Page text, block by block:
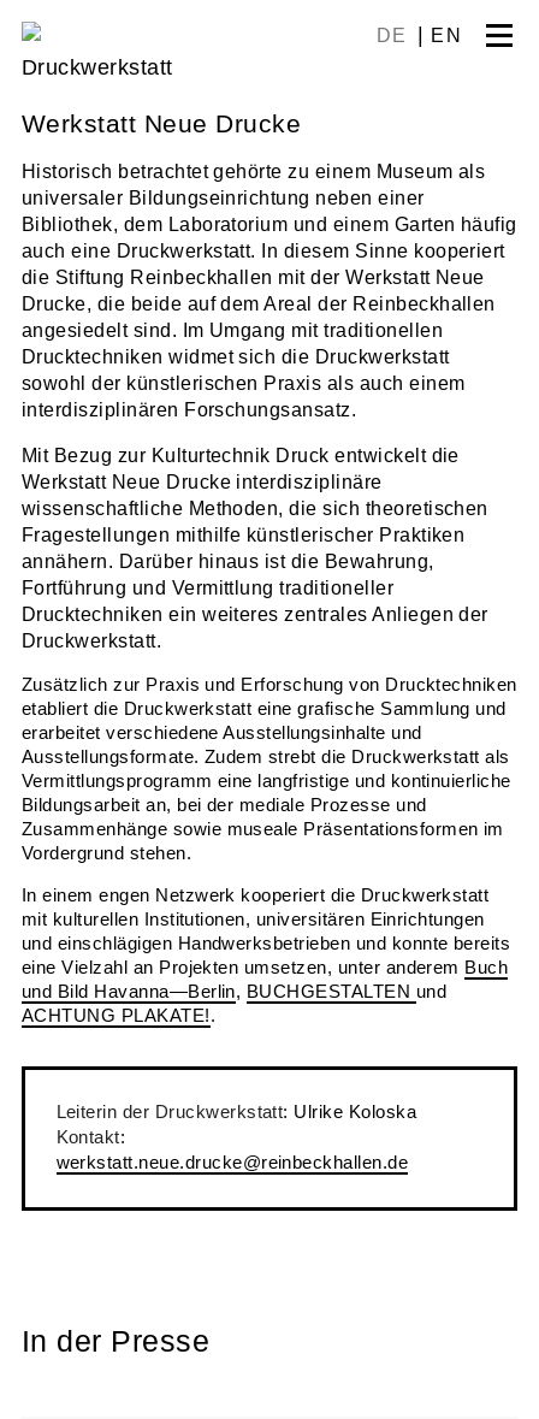
content
DE EN
Druckwerkstatt
Werkstatt Neue Drucke
Historisch betrachtet gehörte zu einem Museum als
universaler Bildungseinrichtung neben einer
Bibliothek, dem Laboratorium und einem Garten häufig
auch eine Druckwerkstatt. In diesem Sinne kooperiert
die Stiftung Reinbeckhallen mit der Werkstatt Neue
Drucke, die beide auf dem Areal der Reinbeckhallen
angesiedelt sind. Im Umgang mit traditionellen
Drucktechniken widmet sich die Druckwerkstatt
sowohl der künstlerischen Praxis als auch einem
interdisziplinären Forschungsansatz.
Mit Bezug zur Kulturtechnik Druck entwickelt die
Werkstatt Neue Drucke interdisziplinäre
wissenschaftliche Methoden, die sich theoretischen
Fragestellungen mithilfe künstlerischer Praktiken
annähern. Darüber hinaus ist die Bewahrung,
Fortführung und Vermittlung traditioneller
Drucktechniken ein weiteres zentrales Anliegen der
Druckwerkstatt.
Zusätzlich zur Praxis und Erforschung von Drucktechniken
etabliert die Druckwerkstatt eine grafische Sammlung und
erarbeitet verschiedene Ausstellungsinhalte und
Ausstellungsformate. Zudem strebt die Druckwerkstatt als
Vermittlungsprogramm eine langfristige und kontinuierliche
Bildungsarbeit an, bei der mediale Prozesse und
Zusammenhänge sowie museale Präsentationsformen im
Vordergrund stehen.
In einem engen Netzwerk kooperiert die Druckwerkstatt
mit kulturellen Institutionen, universitären Einrichtungen
und einschlägigen Handwerksbetrieben und konnte bereits
eine Vielzahl an Projekten umsetzen, unter anderem Buch
und Bild Havanna—Berlin, BUCHGESTALTEN und
ACHTUNG PLAKATE!.
Leiterin der Druckwerkstatt: Ulrike Koloska
Kontakt:
werkstatt.neue.drucke@reinbeckhallen.de
In der Presse